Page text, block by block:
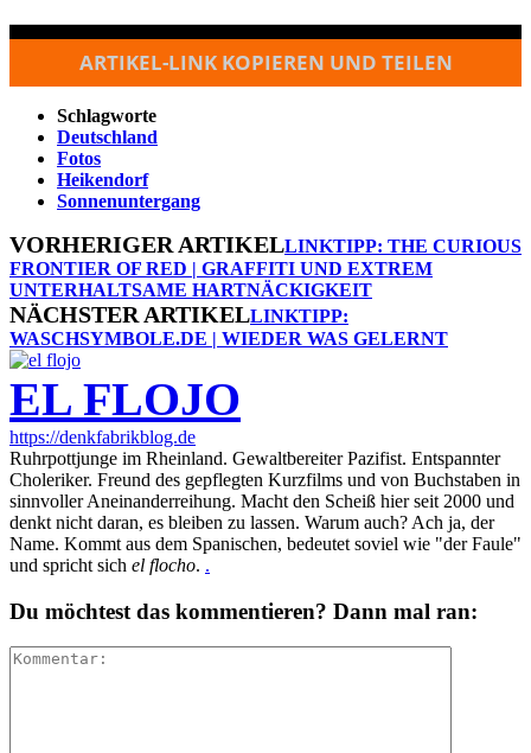
ARTIKEL-LINK KOPIEREN UND TEILEN
Schlagworte
Deutschland
Fotos
Heikendorf
Sonnenuntergang
VORHERIGER ARTIKELLINKTIPP: THE CURIOUS
FRONTIER OF RED | GRAFFITI UND EXTREM
UNTERHALTSAME HARTNÄCKIGKEIT
NÄCHSTER ARTIKELLINKTIPP:
WASCHSYMBOLE.DE | WIEDER WAS GELERNT
EL FLOJO
https://denkfabrikblog.de
Ruhrpottjunge im Rheinland. Gewaltbereiter Pazifist. Entspannter
Choleriker. Freund des gepflegten Kurzfilms und von Buchstaben in
sinnvoller Aneinanderreihung. Macht den Scheiß hier seit 2000 und
denkt nicht daran, es bleiben zu lassen. Warum auch? Ach ja, der
Name. Kommt aus dem Spanischen, bedeutet soviel wie "der Faule"
und spricht sich el flocho. .
Du möchtest das kommentieren? Dann mal ran: